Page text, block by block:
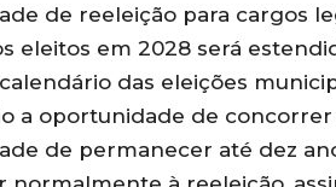
de reeleição para cargos
eleitos em 2028 será
das eleições
a oportunidade de
de permanecer até dez